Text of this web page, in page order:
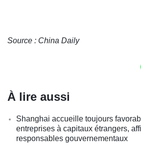
Source : China Daily
À lire aussi
Shanghai accueille toujours
entreprises à capitaux étrangers,
responsables gouvernementaux